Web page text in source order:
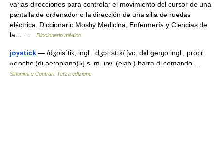
varias direcciones para controlar el movimiento del cursor de una
pantalla de ordenador o la dirección de una silla de ruedas
eléctrica. Diccionario Mosby Medicina, Enfermería y Ciencias de
la… …
Diccionario médico
joystick — /dʒoisˈtik, ingl. ˈdʒɔɪˌstɪk/ [vc. del gergo ingl., propr.
«cloche (di aeroplano)»] s. m. inv. (elab.) barra di comando …
Sinonimi e Contrari. Terza edizione